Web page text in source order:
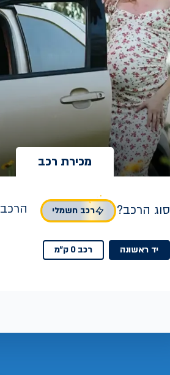
מכירת רכב
סוג הרכב? רכב חשמלי
יד ראשונה רכב 0 ק"מ